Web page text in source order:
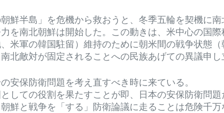
朝鮮半島」を危機から救おうと、冬季五輪を契機に
を南北朝鮮は開始した。この動きは、米中心の国
米軍の韓国駐留）維持のために朝米間の戦争状態
北敵対が固定されることへの民族あげての異議申し
安保防衛問題を考え直すべき時に来ている。
しての役割を果たすことが即、日本の安保防衛問
鮮と戦争を「する」防衛論議に走ることは危険千万